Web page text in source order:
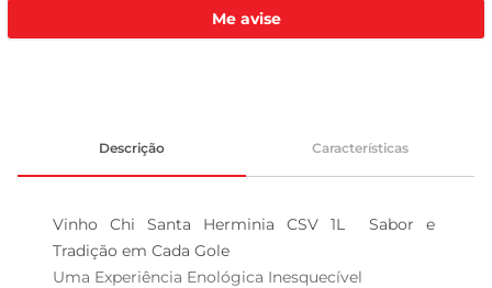
Me avise
Descrição Características
Vinho Chi Santa Herminia CSV 1L  Sabor e
Tradição em Cada Gole
Uma Experiência Enológica Inesquecível